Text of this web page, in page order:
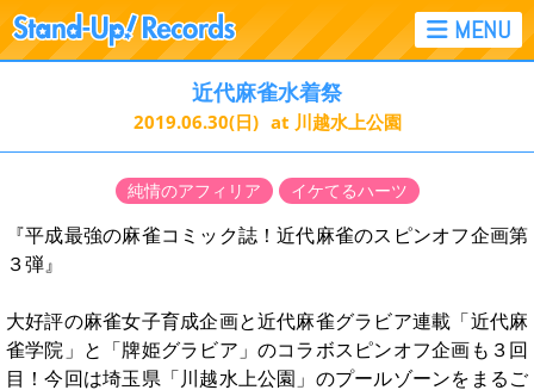
近代麻雀水着祭
2019.06.30(日) at 川越水上公園
純情のアフィリア イケてるハーツ
『平成最強の麻雀コミック誌！近代麻雀のスピンオフ企画第
３弾』
大好評の麻雀女子育成企画と近代麻雀グラビア連載「近代麻
雀学院」と「牌姫グラビア」のコラボスピンオフ企画も３回
目！今回は埼玉県「川越水上公園」のプールゾーンをまるご